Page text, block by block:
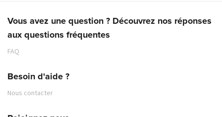
Vous avez une question ? Découvrez nos réponses
aux questions fréquentes
FAQ
Besoin d'aide ?
Nous contacter